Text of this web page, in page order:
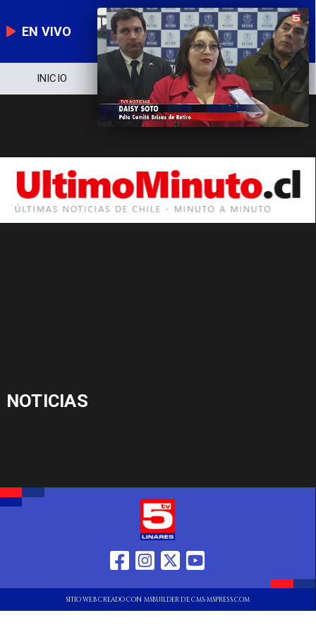
EN VIVO
INICIO NOTICIERO POLÍTICA
NOTICIAS
SITIO WEB CREADO CON MSBUILDER DE CMS-MSPRESS.COM